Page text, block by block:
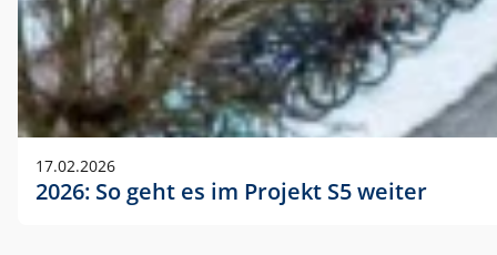
17.02.2026
2026: So geht es im Projekt S5 weiter